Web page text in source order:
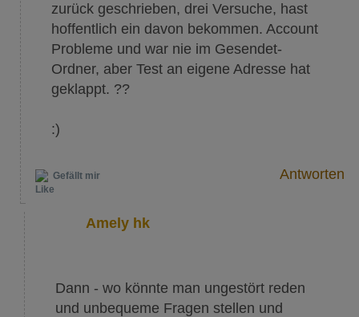
zurück geschrieben, drei Versuche, hast
hoffentlich ein davon bekommen. Account
Probleme und war nie im Gesendet-
Ordner, aber Test an eigene Adresse hat
geklappt. ??
:)
Gefällt mir Antworten
Amely hk
Dann - wo könnte man ungestört reden
und unbequeme Fragen stellen und